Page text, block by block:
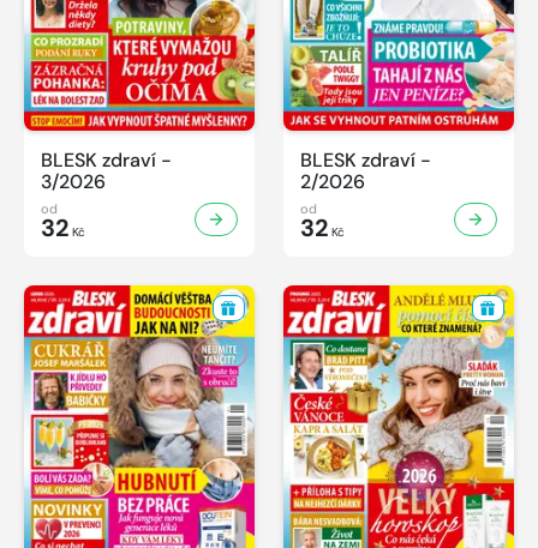
BLESK zdraví -
3/2026
od
32 Kč
BLESK zdraví -
2/2026
od
32 Kč